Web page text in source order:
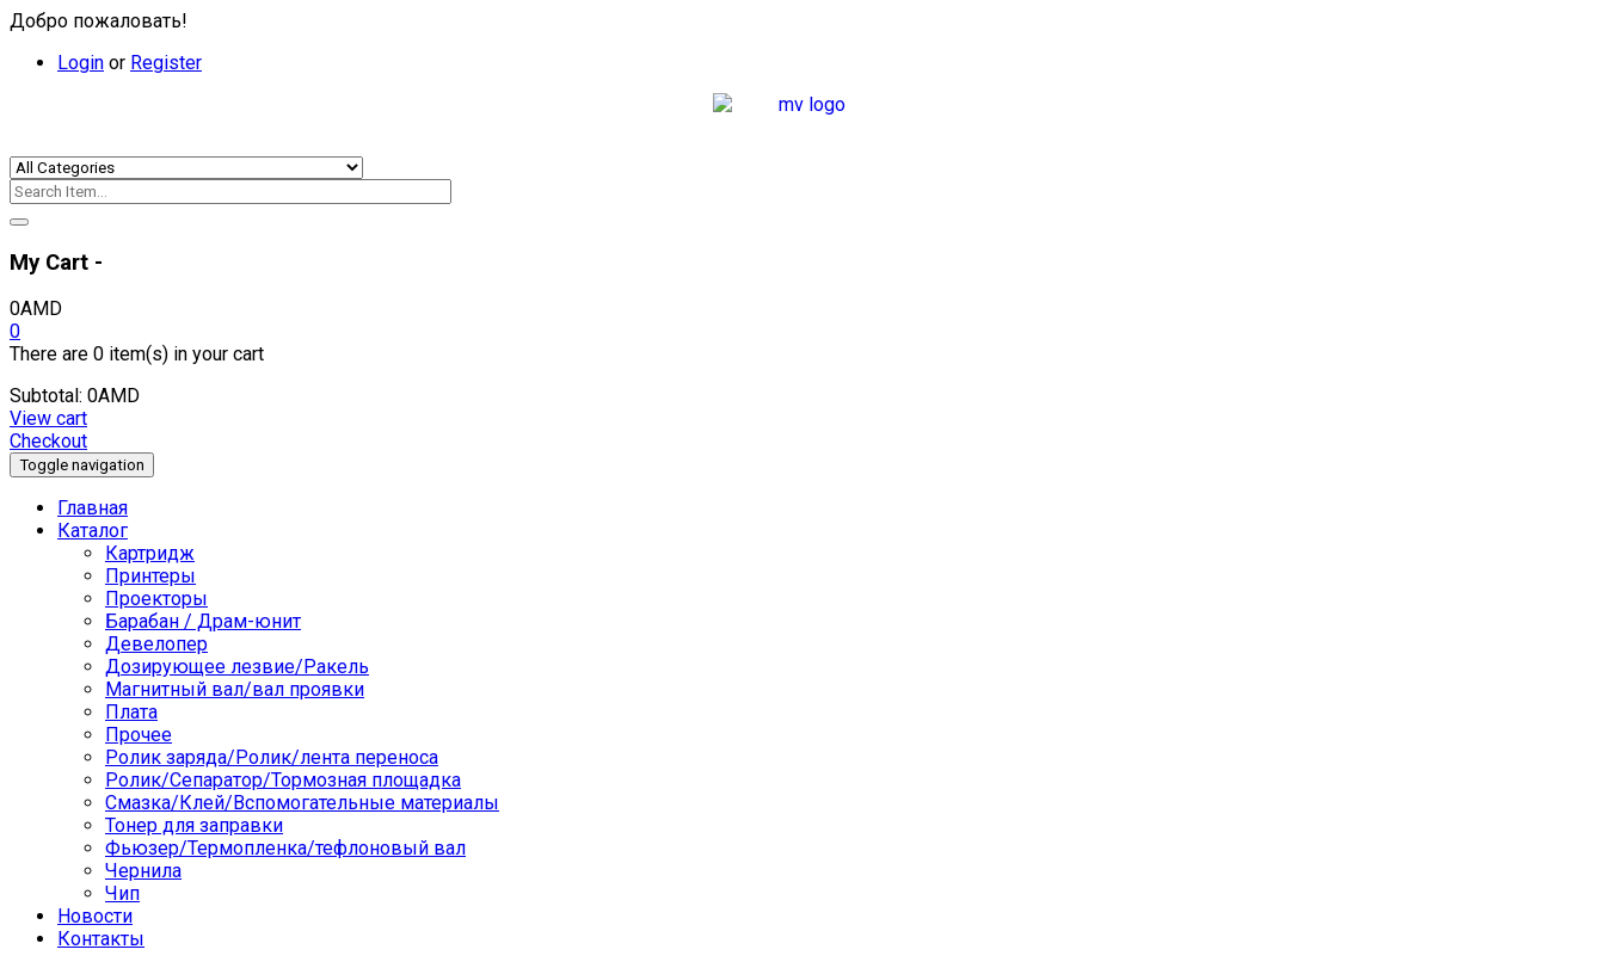
Добро пожаловать!
Login or Register
My Cart -
0AMD
0
There are 0 item(s) in your cart
Subtotal: 0AMD
View cart
Checkout
Toggle navigation
Главная
Каталог
Картридж
Принтеры
Проекторы
Барабан / Драм-юнит
Девелопер
Дозирующее лезвие/Ракель
Магнитный вал/вал проявки
Плата
Прочее
Ролик заряда/Ролик/лента переноса
Ролик/Сепаратор/Тормозная площадка
Смазка/Клей/Вспомогательные материалы
Тонер для заправки
Фьюзер/Термопленка/тефлоновый вал
Чернила
Чип
Новости
Контакты